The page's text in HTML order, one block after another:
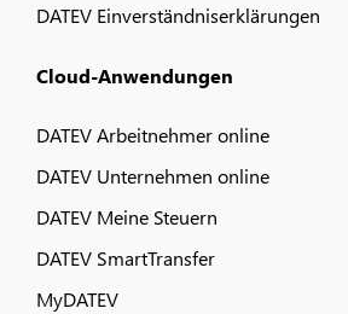
DATEV Einverständniserklärungen
Cloud-Anwendungen
DATEV Arbeitnehmer online
DATEV Unternehmen online
DATEV Meine Steuern
DATEV SmartTransfer
MyDATEV